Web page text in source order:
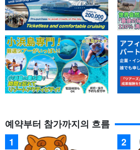
예약부터 참가까지의 흐름